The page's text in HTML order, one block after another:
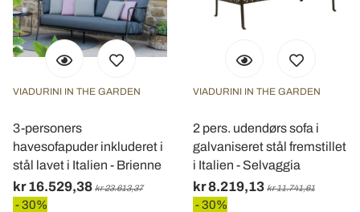
VIADURINI IN THE GARDEN
3-personers
havesofapuder inkluderet i
stål lavet i Italien - Brienne
kr 16.529,38 kr 23.613,37
- 30%
VIADURINI IN THE GARDEN
2 pers. udendørs sofa i
galvaniseret stål fremstillet
i Italien - Selvaggia
kr 8.219,13 kr 11.741,61
- 30%